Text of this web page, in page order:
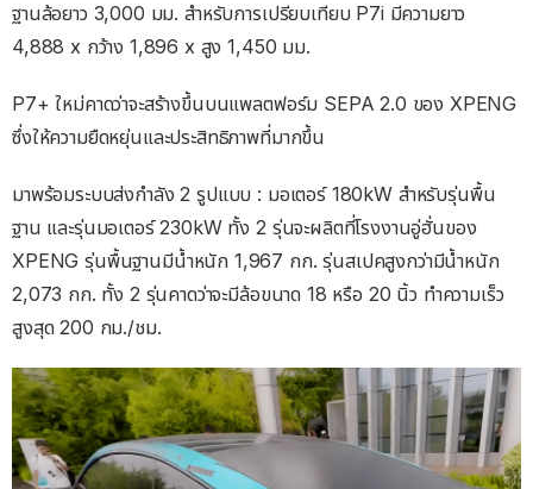
ฐานล้อยาว 3,000 มม. สำหรับการเปรียบเทียบ P7i มีความยาว
4,888 x กว้าง 1,896 x สูง 1,450 มม.
P7+ ใหม่คาดว่าจะสร้างขึ้นบนแพลตฟอร์ม SEPA 2.0 ของ XPENG
ซึ่งให้ความยืดหยุ่นและประสิทธิภาพที่มากขึ้น
มาพร้อมระบบส่งกำลัง 2 รูปแบบ : มอเตอร์ 180kW สำหรับรุ่นพื้น
ฐาน และรุ่นมอเตอร์ 230kW ทั้ง 2 รุ่นจะผลิตที่โรงงานอู่ฮั่นของ
XPENG รุ่นพื้นฐานมีน้ำหนัก 1,967 กก. รุ่นสเปคสูงกว่ามีน้ำหนัก
2,073 กก. ทั้ง 2 รุ่นคาดว่าจะมีล้อขนาด 18 หรือ 20 นิ้ว ทำความเร็ว
สูงสุด 200 กม./ชม.